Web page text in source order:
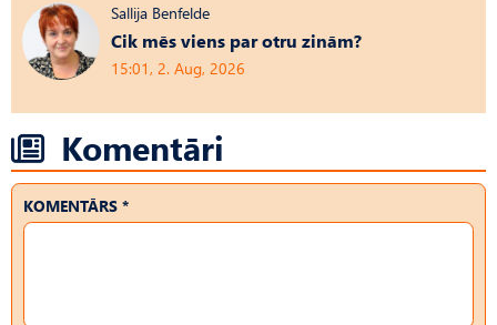
Sallija Benfelde
Cik mēs viens par otru zinām?
15:01, 2. Aug, 2026
Komentāri
KOMENTĀRS *